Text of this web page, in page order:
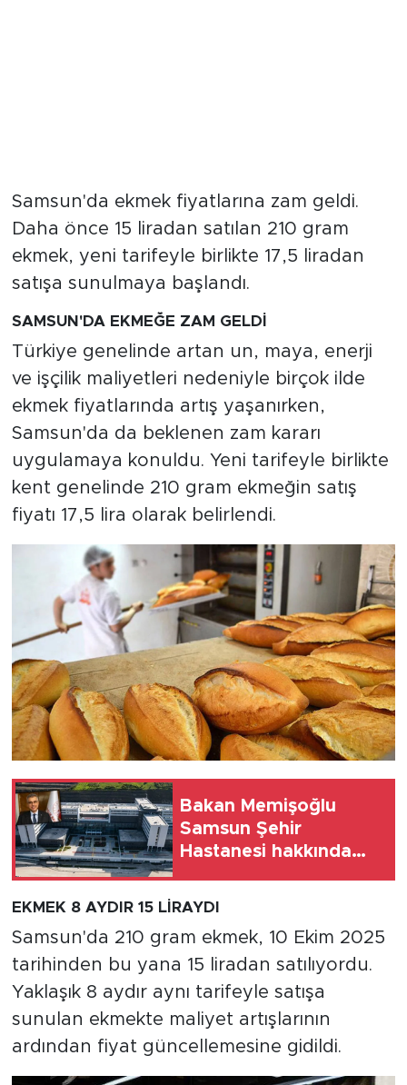
Samsun'da ekmek fiyatlarına zam geldi.
Daha önce 15 liradan satılan 210 gram
ekmek, yeni tarifeyle birlikte 17,5 liradan
satışa sunulmaya başlandı.
SAMSUN'DA EKMEĞE ZAM GELDİ
Türkiye genelinde artan un, maya, enerji
ve işçilik maliyetleri nedeniyle birçok ilde
ekmek fiyatlarında artış yaşanırken,
Samsun'da da beklenen zam kararı
uygulamaya konuldu. Yeni tarifeyle birlikte
kent genelinde 210 gram ekmeğin satış
fiyatı 17,5 lira olarak belirlendi.
Bakan Memişoğlu
Samsun Şehir
Hastanesi hakkında
EKMEK 8 AYDIR 15 LİRAYDI
Samsun'da 210 gram ekmek, 10 Ekim 2025
tarihinden bu yana 15 liradan satılıyordu.
Yaklaşık 8 aydır aynı tarifeyle satışa
sunulan ekmekte maliyet artışlarının
ardından fiyat güncellemesine gidildi.